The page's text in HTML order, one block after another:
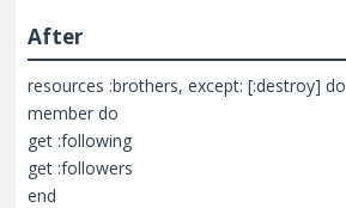
After
resources :brothers, except: [:destroy] do
member do
get :following
get :followers
end